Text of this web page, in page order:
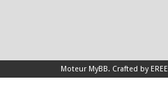
Moteur MyBB. Crafted by EREE